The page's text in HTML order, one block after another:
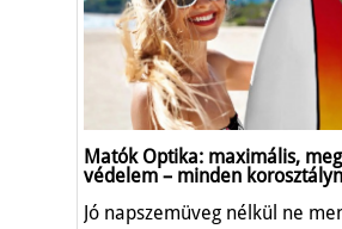
Matók Optika: maximális,
védelem – minden
Jó napszemüveg nélkül ne